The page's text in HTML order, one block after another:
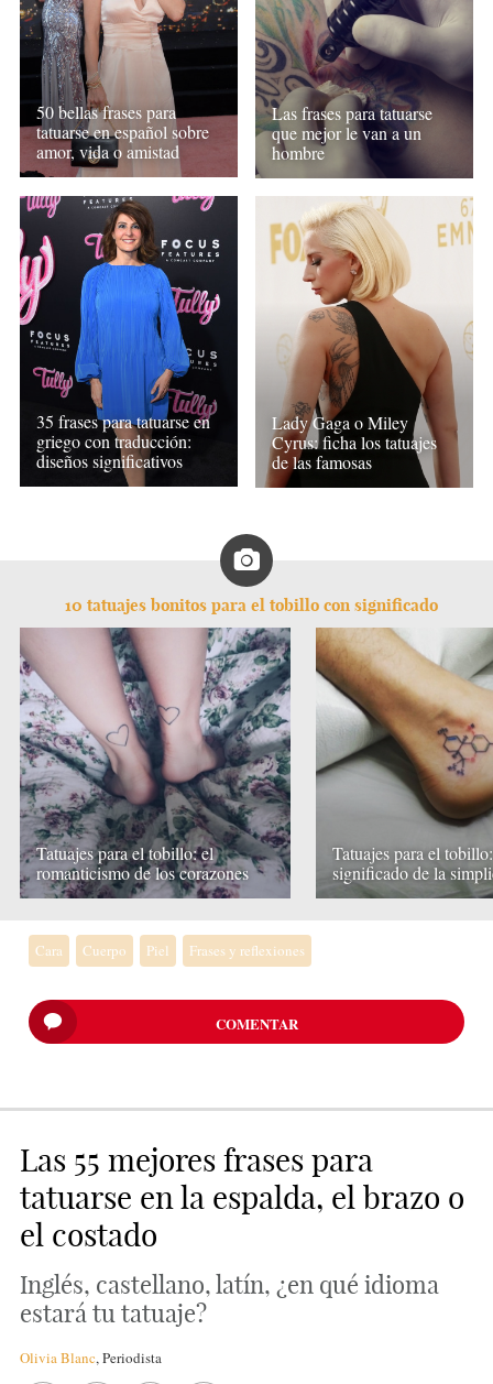
50 bellas frases para
tatuarse en español sobre
amor, vida o amistad
Las frases para tatuarse
que mejor le van a un
hombre
35 frases para tatuarse en
griego con traducción:
diseños significativos
Lady Gaga o Miley
Cyrus: ficha los tatuajes
de las famosas
10 tatuajes bonitos para el tobillo con significado
Tatuajes para el tobillo: el
romanticismo de los corazones
Tatuajes para el
significado de la
Cara Cuerpo Piel Frases y reflexiones
COMENTAR
Las 55 mejores frases para
tatuarse en la espalda, el brazo o
el costado
Inglés, castellano, latín, ¿en qué idioma
estará tu tatuaje?
Olivia Blanc,Periodista